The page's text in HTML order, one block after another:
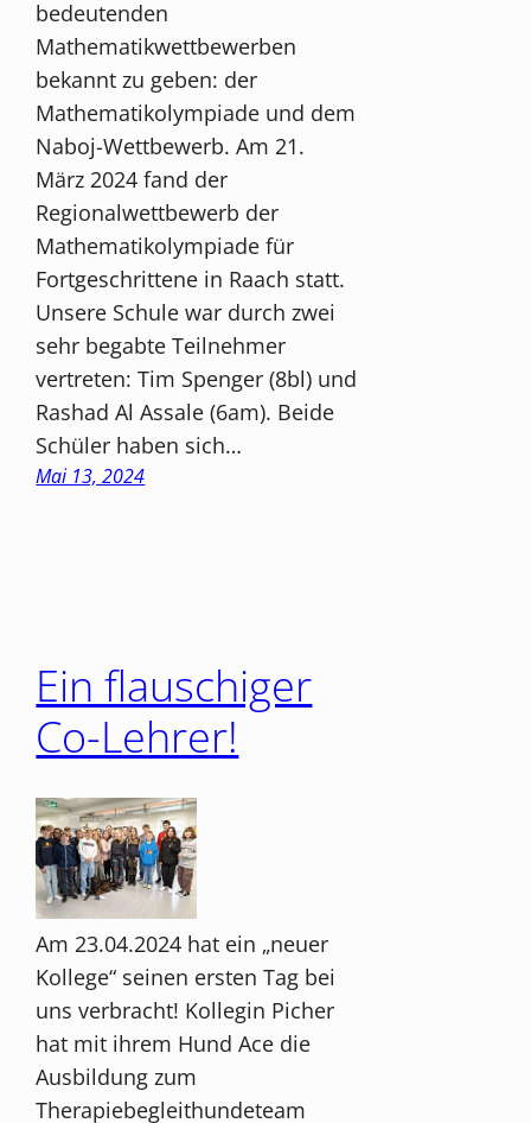
bedeutenden
Mathematikwettbewerben
bekannt zu geben: der
Mathematikolympiade und dem
Naboj-Wettbewerb. Am 21.
März 2024 fand der
Regionalwettbewerb der
Mathematikolympiade für
Fortgeschrittene in Raach statt.
Unsere Schule war durch zwei
sehr begabte Teilnehmer
vertreten: Tim Spenger (8bl) und
Rashad Al Assale (6am). Beide
Schüler haben sich…
Mai 13, 2024
Ein flauschiger
Co-Lehrer!
Am 23.04.2024 hat ein „neuer
Kollege“ seinen ersten Tag bei
uns verbracht! Kollegin Picher
hat mit ihrem Hund Ace die
Ausbildung zum
Therapiebegleithundeteam